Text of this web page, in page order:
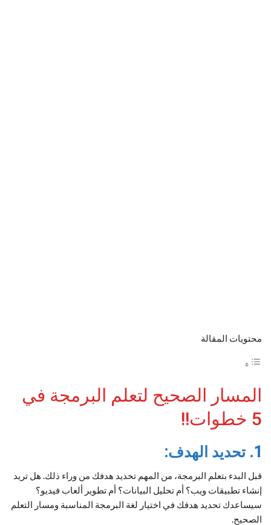
محتويات المقالة
المسار الصحيح لتعلم البرمجة في
5 خطوات!!
1. تحديد الهدف:
قبل البدء بتعلم البرمجة، من المهم تحديد هدفك من وراء ذلك. هل تريد
إنشاء تطبيقات ويب؟ أم تحليل البيانات؟ أم تطوير ألعاب فيديو؟
سيساعدك تحديد هدفك في اختيار لغة البرمجة المناسبة ومسار التعلم
الصحيح.